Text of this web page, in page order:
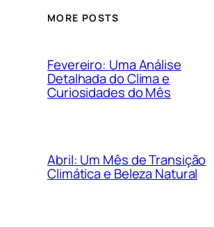
MORE POSTS
Fevereiro: Uma Análise
Detalhada do Clima e
Curiosidades do Mês
Abril: Um Mês de Transição
Climática e Beleza Natural